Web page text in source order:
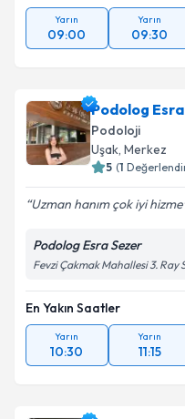
Yarın
09:00
Yarın
09:30
Podolog
Podoloji
Uşak, Merkez
5 (1
Uzman hanım çok iyi
Podolog Esra Sezer
Fevzi Çakmak Mahallesi 3. Ray
En Yakın Saatler
Yarın
10:30
Yarın
11:15